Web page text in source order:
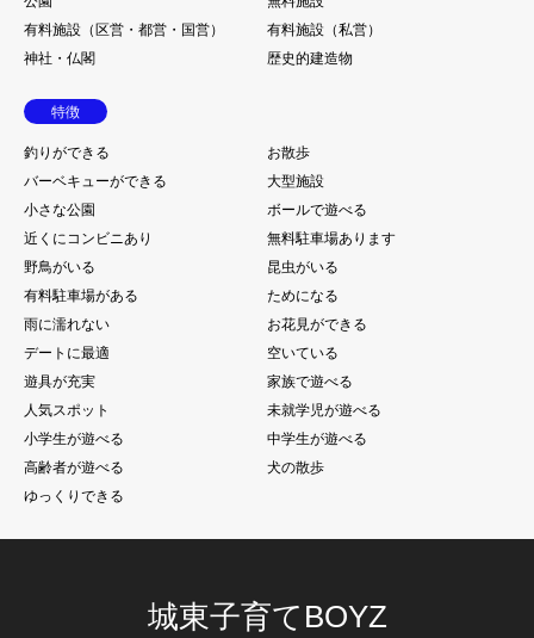
有料施設（区営・都営・国営）
有料施設（私営）
神社・仏閣
歴史的建造物
特徴
釣りができる
お散歩
バーベキューができる
大型施設
小さな公園
ボールで遊べる
近くにコンビニあり
無料駐車場あります
野鳥がいる
昆虫がいる
有料駐車場がある
ためになる
雨に濡れない
お花見ができる
デートに最適
空いている
遊具が充実
家族で遊べる
人気スポット
未就学児が遊べる
小学生が遊べる
中学生が遊べる
高齢者が遊べる
犬の散歩
ゆっくりできる
城東子育てBOYZ